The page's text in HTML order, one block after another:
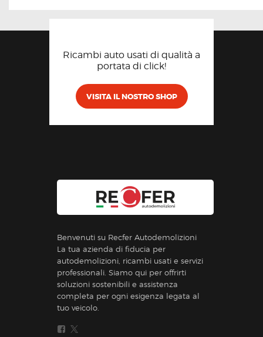
Ricambi auto usati di qualità a
portata di click!
VISITA IL NOSTRO SHOP
Benvenuti su Recfer Autodemolizioni
La tua azienda di fiducia per
autodemolizioni, ricambi usati e servizi
professionali. Siamo qui per offrirti
soluzioni sostenibili e assistenza
completa per ogni esigenza legata al
tuo veicolo.